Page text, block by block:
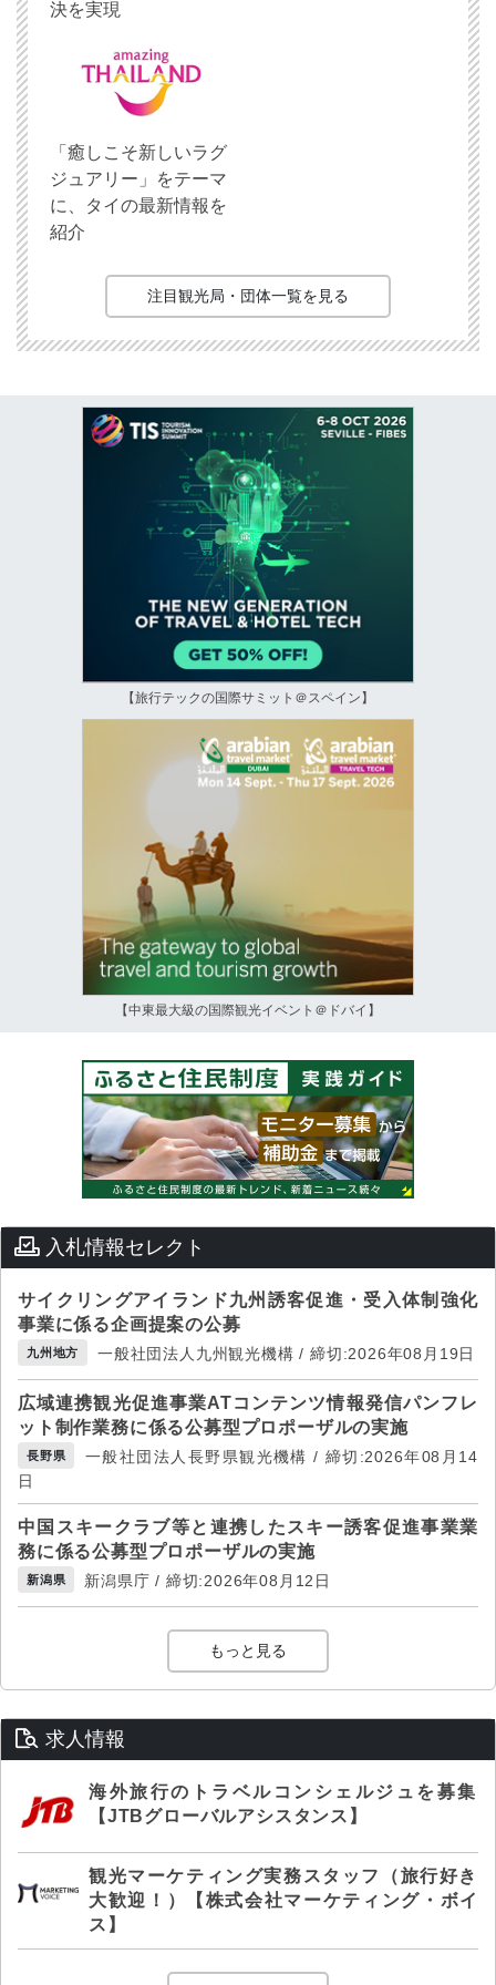
決を実現
「癒しこそ新しいラグ
ジュアリー」をテーマ
に、タイの最新情報を
紹介
注目観光局・団体一覧を見る
【旅行テックの国際サミット＠スペイン】
【中東最大級の国際観光イベント＠ドバイ】
入札情報セレクト
サイクリングアイランド九州誘客促進・受入体制強化
事業に係る企画提案の公募
九州地方 一般社団法人九州観光機構 / 締切:2026年08月19日
広域連携観光促進事業ATコンテンツ情報発信パンフレ
ット制作業務に係る公募型プロポーザルの実施
長野県
一般社団法人長野県観光機構 / 締切:2026年08月14
日
中国スキークラブ等と連携したスキー誘客促進事業業
務に係る公募型プロポーザルの実施
新潟県 新潟県庁 / 締切:2026年08月12日
もっと見る
求人情報
海外旅行のトラベルコンシェルジュを募集
【JTBグローバルアシスタンス】
観光マーケティング実務スタッフ（旅行好き
大歓迎！）【株式会社マーケティング・ボイ
ス】